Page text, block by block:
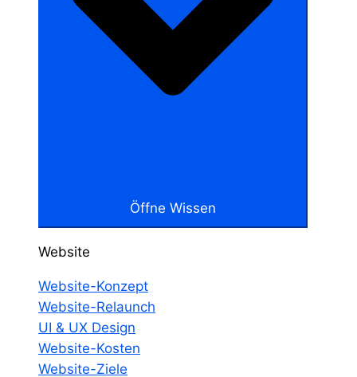
Öffne Wissen
Website
Website-Konzept
Website-Relaunch
UI & UX Design
Website-Kosten
Website-Ziele